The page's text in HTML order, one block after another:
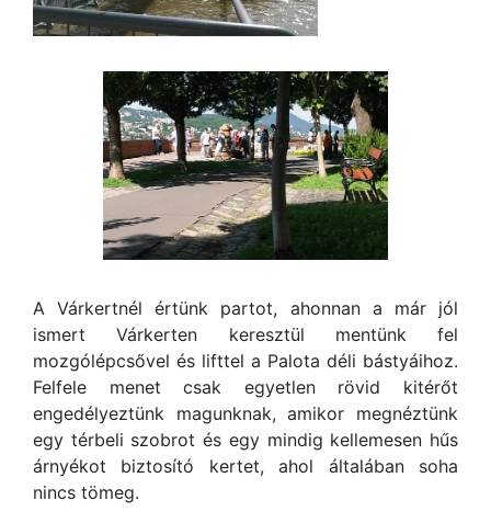
A Várkertnél értünk partot, ahonnan a már jól
ismert Várkerten keresztül mentünk fel
mozgólépcsővel és lifttel a Palota déli bástyáihoz.
Felfele menet csak egyetlen rövid kitérőt
engedélyeztünk magunknak, amikor megnéztünk
egy térbeli szobrot és egy mindig kellemesen hűs
árnyékot biztosító kertet, ahol általában soha
nincs tömeg.